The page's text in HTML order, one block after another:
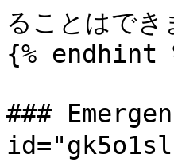
ることはで
{% endhint
###